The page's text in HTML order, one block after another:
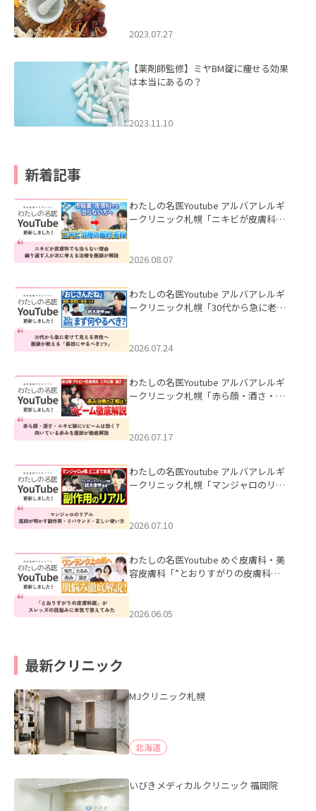
2023.07.27
【薬剤師監修】ミヤBM錠に痩せる効果
は本当にあるの？
2023.11.10
新着記事
わたしの名医Youtube アルバアレルギ
ークリニック札幌「ニキビが皮膚科で
ました。
2026.08.07
わたしの名医Youtube アルバアレルギ
ークリニック札幌「30代から急に老け
た。
2026.07.24
わたしの名医Youtube アルバアレルギ
ークリニック札幌「赤ら顔・酒さ・ニ
した。
2026.07.17
わたしの名医Youtube アルバアレルギ
ークリニック札幌「マンジャロのリア
た。
2026.07.10
わたしの名医Youtube めぐ皮膚科・美
容皮膚科「”とおりすがりの皮膚科
2026.06.05
最新クリニック
MJクリニック札幌
北海道
いびきメディカルクリニック 福岡院